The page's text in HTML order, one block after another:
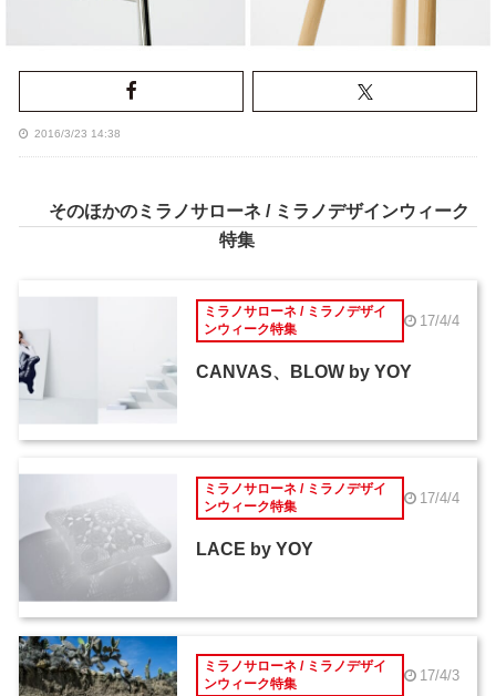
2016/3/23 14:38
そのほかのミラノサローネ / ミラノデザインウィーク
特集
ミラノサローネ / ミラノデザイ
ンウィーク特集
17/4/4
CANVAS、BLOW by YOY
ミラノサローネ / ミラノデザイ
ンウィーク特集
17/4/4
LACE by YOY
ミラノサローネ / ミラノデザイ
ンウィーク特集
17/4/3